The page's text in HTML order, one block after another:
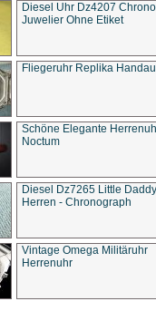
Diesel Uhr Dz4207
Juwelier Ohne Etiket
Fliegeruhr Replika
Schöne Elegante
Noctum
Diesel Dz7265 Little Daddy
Herren - Chronograph
Vintage Omega Militäruhr
Herrenuhr